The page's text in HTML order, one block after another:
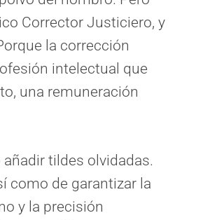
Corrector Justiciero, y
la corrección
intelectual que
una remuneración
tildes olvidadas.
como de garantizar la
y la precisión